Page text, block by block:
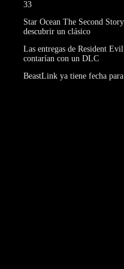
33
Star Ocean The Second
descubrir un clásico
Las entregas de Resident
contarían con un DLC
BeastLink ya tiene fecha